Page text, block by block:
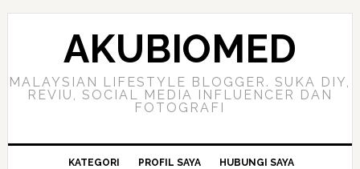
Skip
Skip
Skip
AKUBIOMED
MALAYSIAN LIFESTYLE BLOGGER. SUKA DIY,
REVIU, SOCIAL MEDIA INFLUENCER DAN
FOTOGRAFI
KATEGORI PROFIL SAYA HUBUNGI SAYA